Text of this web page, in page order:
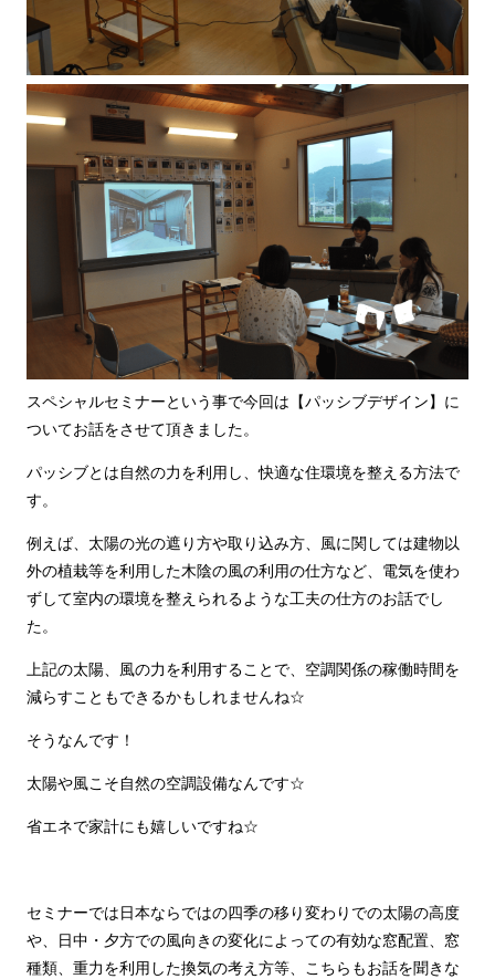
スペシャルセミナーという事で今回は【パッシブデザイン】に
ついてお話をさせて頂きました。
パッシブとは自然の力を利用し、快適な住環境を整える方法で
す。
例えば、太陽の光の遮り方や取り込み方、風に関しては建物以
外の植栽等を利用した木陰の風の利用の仕方など、電気を使わ
ずして室内の環境を整えられるような工夫の仕方のお話でし
た。
上記の太陽、風の力を利用することで、空調関係の稼働時間を
減らすこともできるかもしれませんね☆
そうなんです！
太陽や風こそ自然の空調設備なんです☆
省エネで家計にも嬉しいですね☆
セミナーでは日本ならではの四季の移り変わりでの太陽の高度
や、日中・夕方での風向きの変化によっての有効な窓配置、窓
種類、重力を利用した換気の考え方等、こちらもお話を聞きな